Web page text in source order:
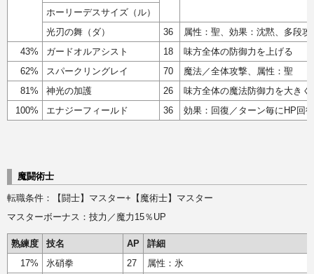
ホーリーデスサイズ（ル）
光刃の舞（ダ）
36
属性：聖、効果：沈黙、多段攻
43%
ガードオルアシスト 18
味方全体の防御力を上げる
62%
スパークリングレイ 70
魔法／全体攻撃、属性：聖
81%
神光の加護 26
味方全体の魔法防御力を大きく
100%
エナジーフィールド 36 効果：回復／ターン毎にHP回
魔闘術士
転職条件：【闘士】マスター+【魔術士】マスター
マスターボーナス：技力／魔力15％UP
熟練度 技名 AP
詳細
17%
氷硝拳 27
属性：氷